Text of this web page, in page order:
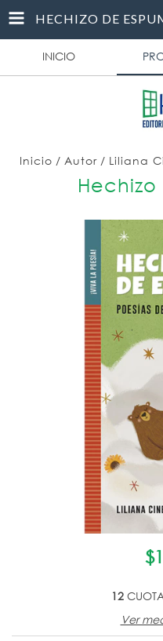
HECHIZO DE
INICIO
Inicio / Autor / Liliana
Hechizo
12
Ver